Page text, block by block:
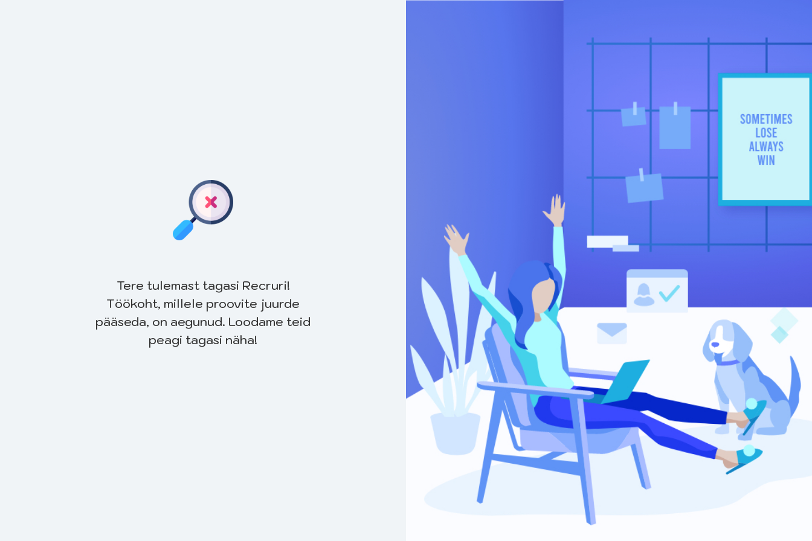
Tere tulemast tagasi Recruri!
Töökoht, millele proovite juurde
pääseda, on aegunud. Loodame teid
peagi tagasi näha!